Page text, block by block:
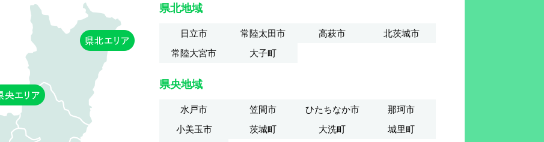
県北地域
日立市 常陸太田市 高萩市
北茨城市
常陸大宮市
大子町
県央地域
水戸市 笠間市 ひたちなか市
那珂市
小美玉市
茨城町 大洗町
城里町